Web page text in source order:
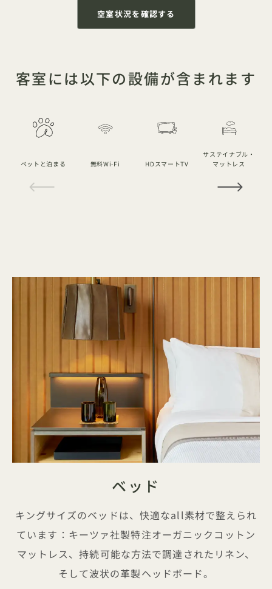
空室状況を確認する
客室には以下の設備が含まれます
ペットと泊まる 無料Wi-Fi HDスマートTV
サステイナブル・
マットレス
ベッド
キングサイズのベッドは、快適なall素材で整えられ
ています：キーツァ社製特注オーガニックコットン
マットレス、持続可能な方法で調達されたリネン、
そして波状の革製ヘッドボード。